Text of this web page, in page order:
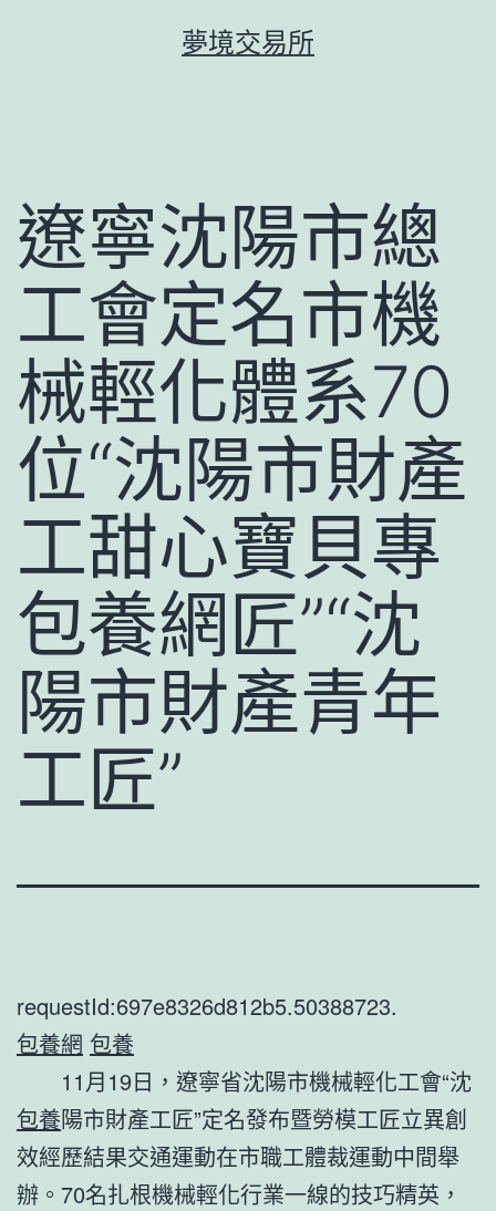
夢境交易所
遼寧沈陽市總
工會定名市機
械輕化體系70
位“沈陽市財產
工甜心寶貝專
包養網匠”“沈
陽市財產青年
工匠”
requestId:697e8326d812b5.50388723.
包養網 包養
11月19日，遼寧省沈陽市機械輕化工會“沈
包養陽市財產工匠”定名發布暨勞模工匠立異創
效經歷結果交通運動在市職工體裁運動中間舉
辦。70名扎根機械輕化行業一線的技巧精英，